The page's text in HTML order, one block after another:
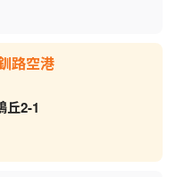
路空港
丘2-1